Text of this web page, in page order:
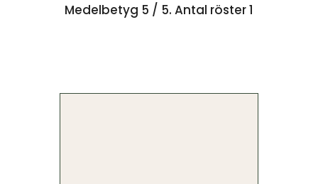
Medelbetyg 5 / 5. Antal röster1